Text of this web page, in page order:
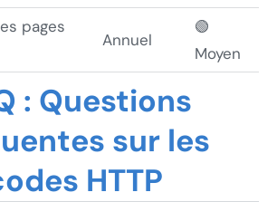
pages
Annuel
🟢
Moyen
: Questions
sur les
HTTP